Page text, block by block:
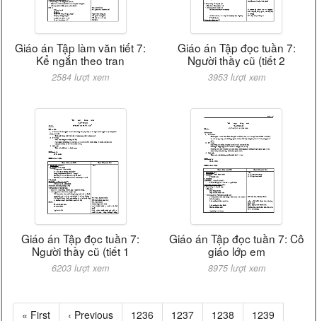
Giáo án Tập làm văn tiết 7:
Kể ngắn theo tran
2584 lượt xem
Giáo án Tập đọc tuần 7:
Người thầy cũ (tiết 2
3953 lượt xem
Giáo án Tập đọc tuần 7:
Người thầy cũ (tiết 1
6203 lượt xem
Giáo án Tập đọc tuần 7: Cô
giáo lớp em
8975 lượt xem
« First ‹ Previous 1236 1237 1238 1239